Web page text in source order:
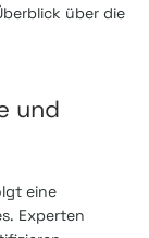
über die
und
eine
Experten